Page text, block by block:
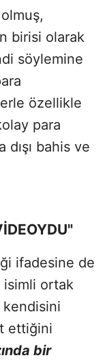
birisi olarak
söylemine
özellikle
para
dışı bahis ve
ifadesine de
isimli ortak
kendisini
ettiğini
bir